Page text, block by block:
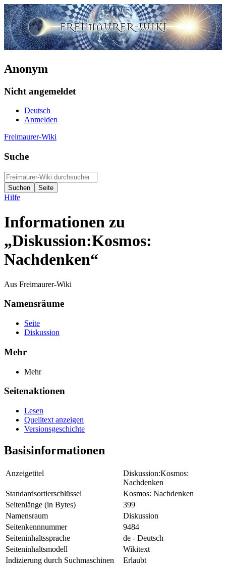
Anonym
Nicht angemeldet
Deutsch
Anmelden
Freimaurer-Wiki
Suche
Hilfe
Informationen zu
„Diskussion:Kosmos:
Nachdenken“
Aus Freimaurer-Wiki
Namensräume
Seite
Diskussion
Mehr
Mehr
Seitenaktionen
Lesen
Quelltext anzeigen
Versionsgeschichte
Basisinformationen
Anzeigetitel
Diskussion:Kosmos:
Nachdenken
Standardsortierschlüssel
Kosmos: Nachdenken
Seitenlänge (in Bytes)
399
Namensraum
Diskussion
Seitenkennnummer
9484
Seiteninhaltssprache
de - Deutsch
Seiteninhaltsmodell
Wikitext
Indizierung durch Suchmaschinen
Erlaubt